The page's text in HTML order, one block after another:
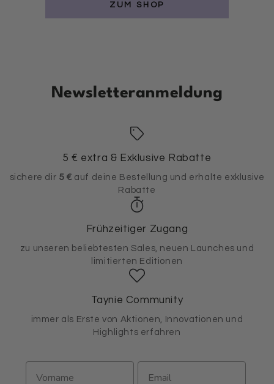
ZUM SHOP
Newsletteranmeldung
5 € extra & Exklusive Rabatte
sichere dir 5 € auf deine Bestellung und erhalte exklusive
Rabatte
Frühzeitiger Zugang
zu unseren beliebtesten Sales, neuen Launches und
limitierten Editionen
Taynie Community
immer als Erste von Aktionen, Innovationen und
Highlights erfahren